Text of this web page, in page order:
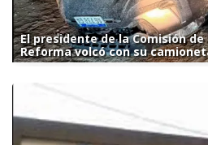
El presidente de la Comisión de
Reforma volcó con su